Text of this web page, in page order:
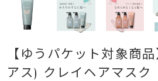
【ゆうパケット対象商
アス) クレイヘアマスク